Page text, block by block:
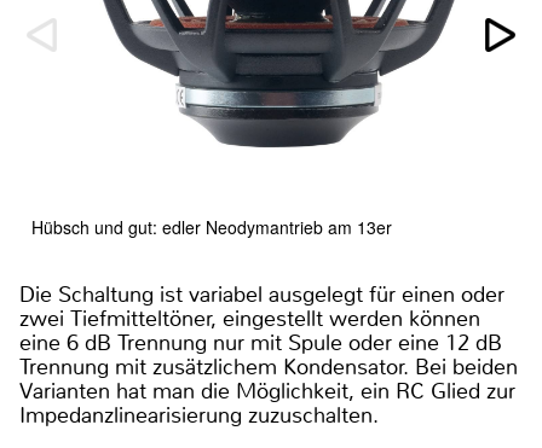
Hübsch und gut: edler Neodymantrieb am 13er
Die Schaltung ist variabel ausgelegt für einen oder
zwei Tiefmitteltöner, eingestellt werden können
eine 6 dB Trennung nur mit Spule oder eine 12 dB
Trennung mit zusätzlichem Kondensator. Bei beiden
Varianten hat man die Möglichkeit, ein RC Glied zur
Impedanzlinearisierung zuzuschalten.